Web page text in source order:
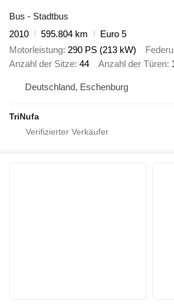
Bus - Stadtbus
2010
595.804 km
Euro 5
Motorleistung 290 PS (213 kW)
Anzahl der Sitze 44 Anzahl der Türen
Deutschland, Eschenburg
TriNufa